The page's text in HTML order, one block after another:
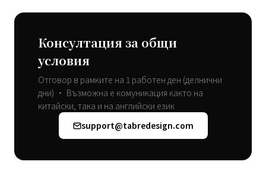
Консултация за общи
условия
Отговор в рамките на 1 работен ден (делнични
дни) • Възможна е комуникация както на
китайски, така и на английски език
support@tabredesign.com